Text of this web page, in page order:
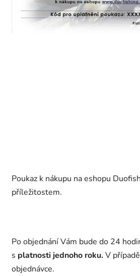
Poukaz k nákupu na eshopu
příležitostem.
Po objednání Vám bude do 24
s platnosti jednoho roku. V
objednávce.